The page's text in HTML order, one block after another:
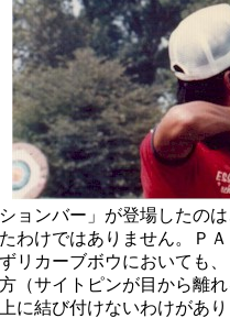
ンバー」が登場したの
わけではありません。Ｐ
リカーブボウにおいても
（サイトピンが目から離
に結び付けないわけがあり